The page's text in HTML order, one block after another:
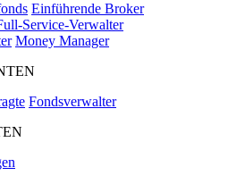
Einführende Broker
Service-Verwalter
Money Manager
Fondsverwalter